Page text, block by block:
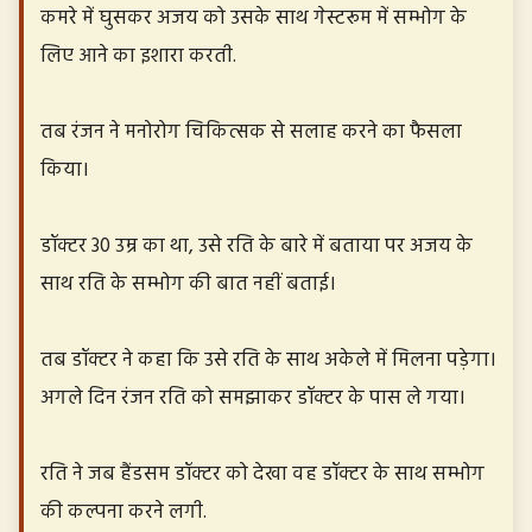
कमरे में घुसकर अजय को उसके साथ गेस्टरूम में सम्भोग के
लिए आने का इशारा करती.
तब रंजन ने मनोरोग चिकित्सक से सलाह करने का फैसला
किया।
डॉक्टर 30 उम्र का था, उसे रति के बारे में बताया पर अजय के
साथ रति के सम्भोग की बात नहीं बताई।
तब डॉक्टर ने कहा कि उसे रति के साथ अकेले में मिलना पड़ेगा।
अगले दिन रंजन रति को समझाकर डॉक्टर के पास ले गया।
रति ने जब हैंडसम डॉक्टर को देखा वह डॉक्टर के साथ सम्भोग
की कल्पना करने लगी.